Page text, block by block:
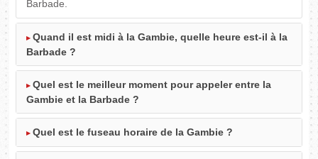
Barbade.
Quand il est midi à la Gambie, quelle heure est-il à la
Barbade ?
Quel est le meilleur moment pour appeler entre la
Gambie et la Barbade ?
Quel est le fuseau horaire de la Gambie ?